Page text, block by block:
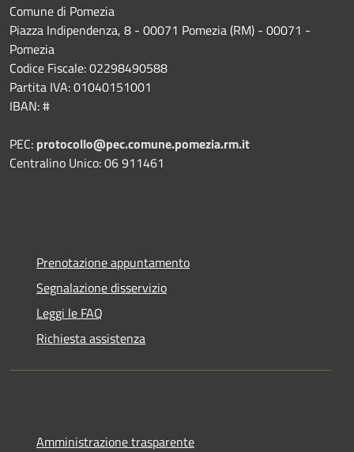
Comune di Pomezia
Piazza Indipendenza, 8 - 00071 Pomezia (RM) - 00071 -
Pomezia
Codice Fiscale: 02298490588
Partita IVA: 01040151001
IBAN: #
PEC: protocollo@pec.comune.pomezia.rm.it
Centralino Unico: 06 911461
Prenotazione appuntamento
Segnalazione disservizio
Leggi le FAQ
Richiesta assistenza
Amministrazione trasparente